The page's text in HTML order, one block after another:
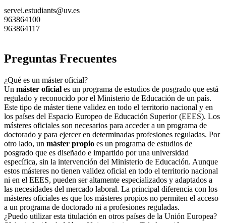
servei.estudiants@uv.es
963864100
963864117
Preguntas Frecuentes
¿Qué es un máster oficial?
Un máster oficial es un programa de estudios de posgrado que está
regulado y reconocido por el Ministerio de Educación de un país.
Este tipo de máster tiene validez en todo el territorio nacional y en
los países del Espacio Europeo de Educación Superior (EEES). Los
másteres oficiales son necesarios para acceder a un programa de
doctorado y para ejercer en determinadas profesiones reguladas. Por
otro lado, un máster propio es un programa de estudios de
posgrado que es diseñado e impartido por una universidad
específica, sin la intervención del Ministerio de Educación. Aunque
estos másteres no tienen validez oficial en todo el territorio nacional
ni en el EEES, pueden ser altamente especializados y adaptados a
las necesidades del mercado laboral. La principal diferencia con los
másteres oficiales es que los másteres propios no permiten el acceso
a un programa de doctorado ni a profesiones reguladas.
¿Puedo utilizar esta titulación en otros países de la Unión Europea?